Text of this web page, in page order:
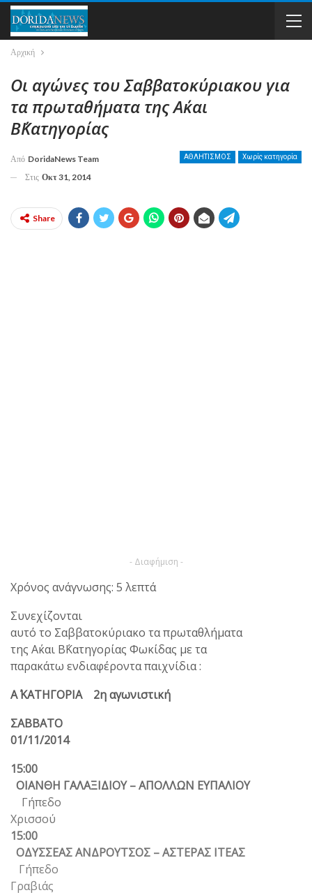
Αρχική
Οι αγώνες του Σαββατοκύριακου για
τα πρωταθήματα της Α΄και
Β΄Κατηγορίας
ΑΘΛΗΤΙΣΜΟΣ Χωρίς κατηγορία
Από DoridaNews Team
Στις Οκτ 31, 2014
Share
- Διαφήμιση -
Χρόνος ανάγνωσης: 5 λεπτά
Συνεχίζονται
αυτό το Σαββατοκύριακο τα πρωταθλήματα
της Α΄και Β΄Κατηγορίας Φωκίδας με τα
παρακάτω ενδιαφέροντα παιχνίδια :
Α΄ ΚΑΤΗΓΟΡΙΑ 2η αγωνιστική
ΣΑΒΒΑΤΟ
01/11/2014
15:00
ΟΙΑΝΘΗ ΓΑΛΑΞΙΔΙΟΥ – ΑΠΟΛΛΩΝ ΕΥΠΑΛΙΟΥ
Γήπεδο
Χρισσού
15:00
ΟΔΥΣΣΕΑΣ ΑΝΔΡΟΥΤΣΟΣ – ΑΣΤΕΡΑΣ ΙΤΕΑΣ
Γήπεδο
Γραβιάς